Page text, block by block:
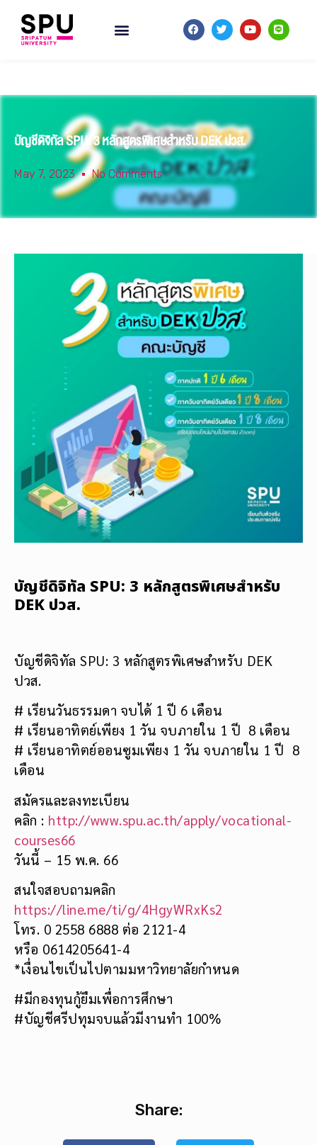
บัญชีดิจิทัล SPU: 3 หลักสูตรพิเศษสำหรับ DEK ปวส.
May 7, 2023 No Comments
บัญชีดิจิทัล SPU: 3 หลักสูตรพิเศษสำหรับ
DEK ปวส.
บัญชีดิจิทัล SPU: 3 หลักสูตรพิเศษสำหรับ DEK
ปวส.
# เรียนวันธรรมดา จบได้ 1 ปี 6 เดือน
# เรียนอาทิตย์เพียง 1 วัน จบภายใน 1 ปี 8 เดือน
# เรียนอาทิตย์ออนซูมเพียง 1 วัน จบภายใน 1 ปี 8
เดือน
สมัครและลงทะเบียน
คลิก : http://www.spu.ac.th/apply/vocational-
courses66
วันนี้ – 15 พ.ค. 66
สนใจสอบถามคลิก
https://line.me/ti/g/4HgyWRxKs2
โทร. 0 2558 6888 ต่อ 2121-4
หรือ 0614205641-4
*เงื่อนไขเป็นไปตามมหาวิทยาลัยกำหนด
#มีกองทุนกู้ยืมเพื่อการศึกษา
#บัญชีศรีปทุมจบแล้วมีงานทำ 100%
Share: